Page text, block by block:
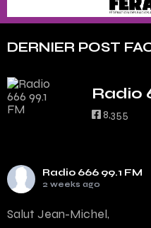
DERNIER POST
Radio
8,355
Radio 666 99.1 FM
2 weeks ago
Salut Jean-Michel,